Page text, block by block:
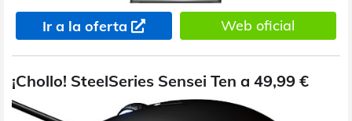
Ir a la oferta Web oficial
¡Chollo! SteelSeries Sensei Ten a 49,99 €